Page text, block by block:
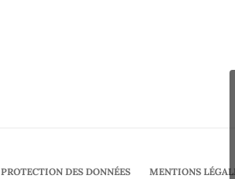
PROTECTION DES DONNÉES MENTIONS